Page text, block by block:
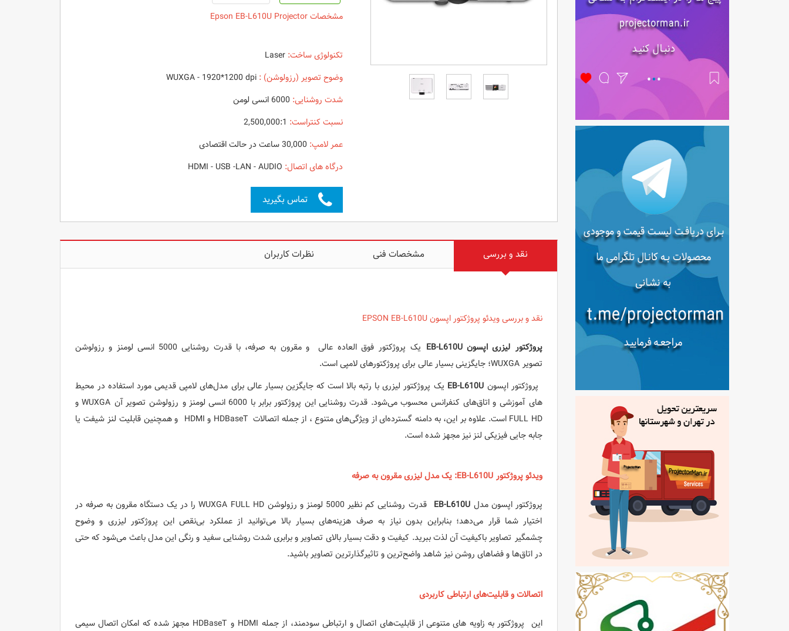
مشخصات Epson EB-L610U Projector
تکنولوژی ساخت: Laser
وضوح تصویر (رزولوشن) : WUXGA - 1920*1200 dpi
شدت روشنایی:
نسبت کنتراست:
عمر لامپ:
درگاه های اتصال:
تماس بگیرید
نقد و بررسی مشخصات فنی نظرات کاربران
نقد و بررسی ویدئو پروژکتور اپسون EPSON EB-L610U
پروژکتور لیزری اپسون EB-L610U
یک پروژکتور فوق العاده عالی و مقرون به صرفه، با قدرت روشنایی 5000 انسی لومنز و رزولوشن
تصویر WUXGA؛ جایگزینی بسیار عالی برای پروژکتورهای لامپی است.
پروژکتور اپسون EB-L610U یک پروژکتور لیزری با رتبه بالا است که جایگزین بسیار عالی برای مدل‌های لامپی قدیمی مورد استفاده در محیط‌
های آموزشی و اتاق‌های کنفرانس محسوب می‌شود. قدرت روشنایی این پروژکتور برابر با 6000 انسی لومنز و رزولوشن تصویر آن WUXGA و
FULL HD است. علاوه بر این، به دامنه گسترده‌ای از ویژگی‌های متنوع ، از جمله اتصالات HDBaseT و HDMI و همچنین قابلیت لنز شیفت یا
جابه جایی فیزیکی لنز نیز مجهز شده است.
ویدئو پروژکتور EB-L610U: یک مدل لیزری مقرون به صرفه
پروژکتور اپسون مدلEB-L610U
قدرت روشنایی کم نظیر 5000 لومنز و رزولوشن WUXGA FULL HD را در یک دستگاه مقرون به صرفه در
اختیار شما قرار می‌دهد؛ بنابراین بدون نیاز به صرف هزینه‌های بسیار بالا می‌توانید از عملکرد بی‌نقص این پروژکتور لیزری و وضوح
چشمگیر تصاویر باکیفیت آن لذت ببرید. کیفیت و دقت بسیار بالای تصاویر و برابری شدت روشنایی سفید و رنگی این مدل باعث می‌شود که حتی
در اتاق‌ها و فضاهای روشن نیز شاهد واضح‌ترین و تاثیرگذارترین تصاویر باشید.
اتصالات و قابلیت‌های ارتباطی کاربردی
این پروژکتور به زاویه های متنوعی از قابلیت‌های اتصال و ارتباطی سودمند، از جمله HDMI و HDBaseT مجهز شده که امکان اتصال سیمی